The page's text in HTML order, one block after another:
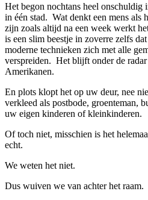
Het begon nochtans heel onschuldig
in één stad. Wat denkt een mens als
zijn zoals altijd na een week werkt
is een slim beestje in zoverre zelfs
moderne technieken zich met alle
verspreiden. Het blijft onder de
Amerikanen.
En plots klopt het op uw deur, nee
verkleed als postbode, groenteman,
uw eigen kinderen of kleinkinderen.
Of toch niet, misschien is het
echt.
We weten het niet.
Dus wuiven we van achter het raam.